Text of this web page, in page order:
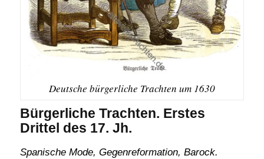
Deutsche bürgerliche Trachten um 1630
Bürgerliche Trachten. Erstes
Drittel des 17. Jh.
Spanische Mode, Gegenreformation, Barock.